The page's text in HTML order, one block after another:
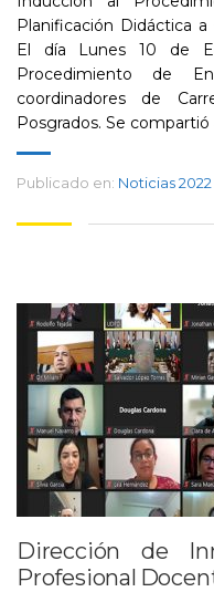
Planificación Didáctica
El día Lunes 10 de
Procedimiento de
coordinadores de
Posgrados. Se compartió
Publicado en: Noticias 2022
Dirección de
Profesional